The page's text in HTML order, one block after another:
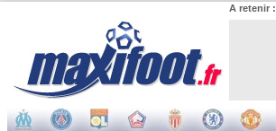
A retenir :